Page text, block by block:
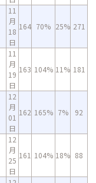
11
月
18
日
164 70% 25% 271
11
月
19
日
163 104% 11% 181
12
月
01
日
162 165% 7% 92
12
月
25
日
161 104% 18% 88